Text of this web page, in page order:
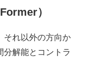
）
それ以外の方向か
分解能とコントラ